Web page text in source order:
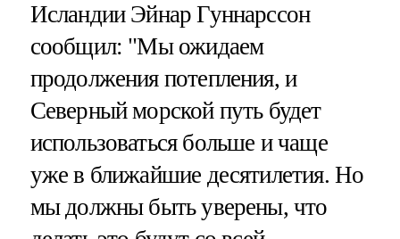
Исландии Эйнар Гуннарссон
сообщил: "Мы ожидаем
продолжения потепления, и
Северный морской путь будет
использоваться больше и чаще
уже в ближайшие десятилетия. Но
мы должны быть уверены, что